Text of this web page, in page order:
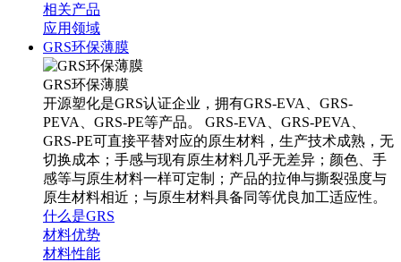
相关产品
应用领域
GRS环保薄膜
GRS环保薄膜
开源塑化是GRS认证企业，拥有GRS-EVA、GRS-
PEVA、GRS-PE等产品。 GRS-EVA、GRS-PEVA、
GRS-PE可直接平替对应的原生材料，生产技术成熟，无
切换成本；手感与现有原生材料几乎无差异；颜色、手
感等与原生材料一样可定制；产品的拉伸与撕裂强度与
原生材料相近；与原生材料具备同等优良加工适应性。
什么是GRS
材料优势
材料性能